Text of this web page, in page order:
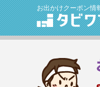
お出かけクーポン情